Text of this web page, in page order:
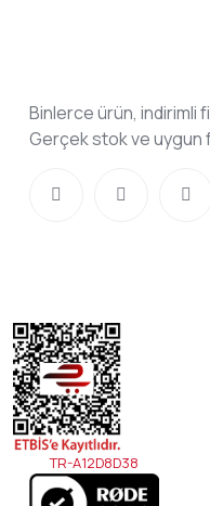
Binlerce ürün, indirimli
Gerçek stok ve uygun
TR-A12D8D38